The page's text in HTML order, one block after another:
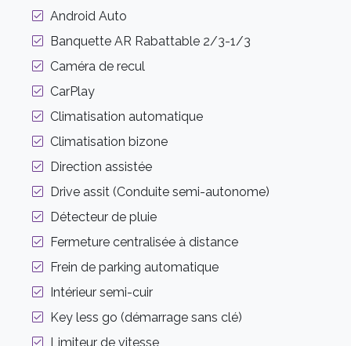
Android Auto
Banquette AR Rabattable 2/3-1/3
Caméra de recul
CarPlay
Climatisation automatique
Climatisation bizone
Direction assistée
Drive assit (Conduite semi-autonome)
Détecteur de pluie
Fermeture centralisée à distance
Frein de parking automatique
Intérieur semi-cuir
Key less go (démarrage sans clé)
Limiteur de vitesse